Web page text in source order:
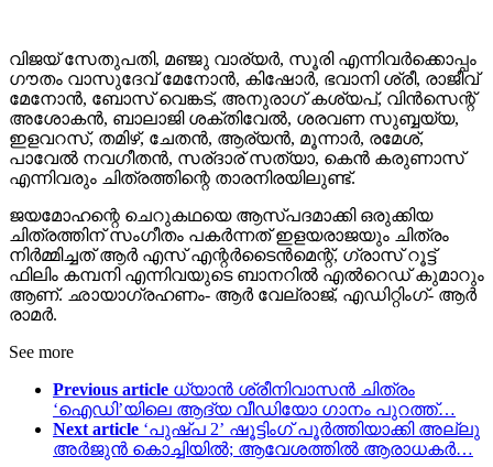
വിജയ് സേതുപതി, മഞ്ജു വാര്യർ, സൂരി എന്നിവർക്കൊപ്പം
ഗൗതം വാസുദേവ് മേനോൻ, കിഷോർ, ഭവാനി ശ്രീ, രാജീവ്
മേനോൻ, ബോസ് വെങ്കട്, അനുരാഗ് കശ്യപ്, വിൻസെന്റ്
അശോകൻ, ബാലാജി ശക്തിവേൽ, ശരവണ സുബ്ബയ്യ,
ഇളവറസ്, തമിഴ്, ചേതൻ, ആര്യൻ, മൂന്നാർ, രമേശ്,
പാവേൽ നവഗീതൻ, സര്ദാര് സത്യാ, കെൻ കരുണാസ്
എന്നിവരും ചിത്രത്തിന്റെ താരനിരയിലുണ്ട്.
ജയമോഹന്റെ ചെറുകഥയെ ആസ്പദമാക്കി ഒരുക്കിയ
ചിത്രത്തിന് സംഗീതം പകർന്നത് ഇളയരാജയും ചിത്രം
നിർമ്മിച്ചത് ആർ എസ് എന്റർടൈൻമെന്റ്, ഗ്രാസ് റൂട്ട്
ഫിലിം കമ്പനി എന്നിവയുടെ ബാനറിൽ എൽറെഡ് കുമാറും
ആണ്. ഛായാഗ്രഹണം- ആർ വേല്രാജ്, എഡിറ്റിംഗ്- ആർ
രാമർ.
See more
Previous article ധ്യാൻ ശ്രീനിവാസൻ ചിത്രം
‘ഐഡി’യിലെ ആദ്യ വീഡിയോ ഗാനം പുറത്ത്…
Next article ‘പുഷ്പ 2’ ഷൂട്ടിംഗ് പൂർത്തിയാക്കി അല്ലു
അർജുൻ കൊച്ചിയിൽ; ആവേശത്തിൽ ആരാധകർ…